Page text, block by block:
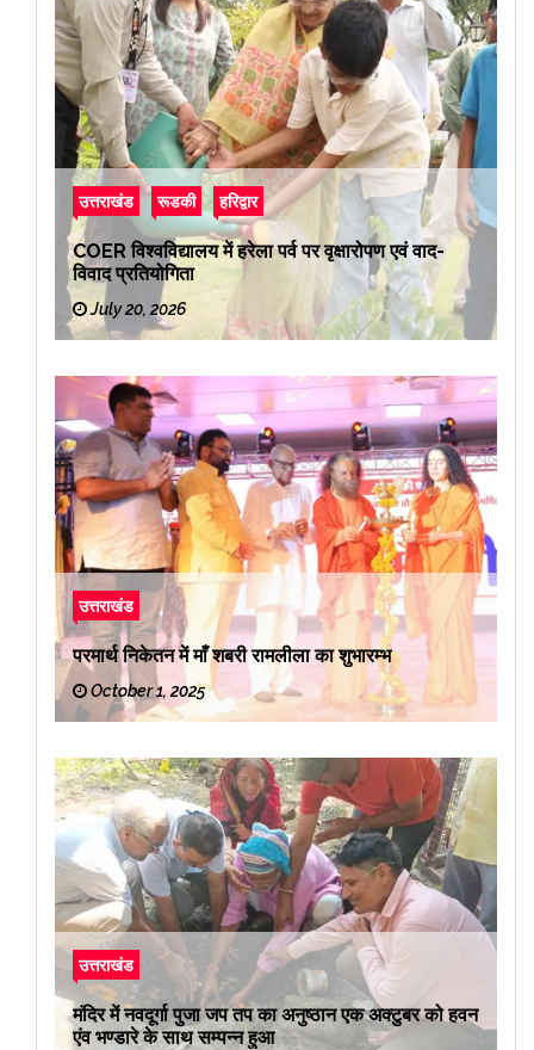
उत्तराखंड रूडकी हरिद्वार
COER विश्वविद्यालय में हरेला पर्व पर वृक्षारोपण एवं वाद-
विवाद प्रतियोगिता
July 20, 2026
उत्तराखंड
परमार्थ निकेतन में माँ शबरी रामलीला का शुभारम्भ
October 1, 2025
उत्तराखंड
मंदिर में नवदूर्गा पुजा जप तप का अनुष्ठान एक अक्टुबर को हवन
एंव भण्डारे के साथ सम्पन्न हुआ